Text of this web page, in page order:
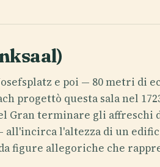
e poi — 80 metri di
progettò questa sala nel
Gran terminare gli affreschi
all'incirca l'altezza di un
figure allegoriche che